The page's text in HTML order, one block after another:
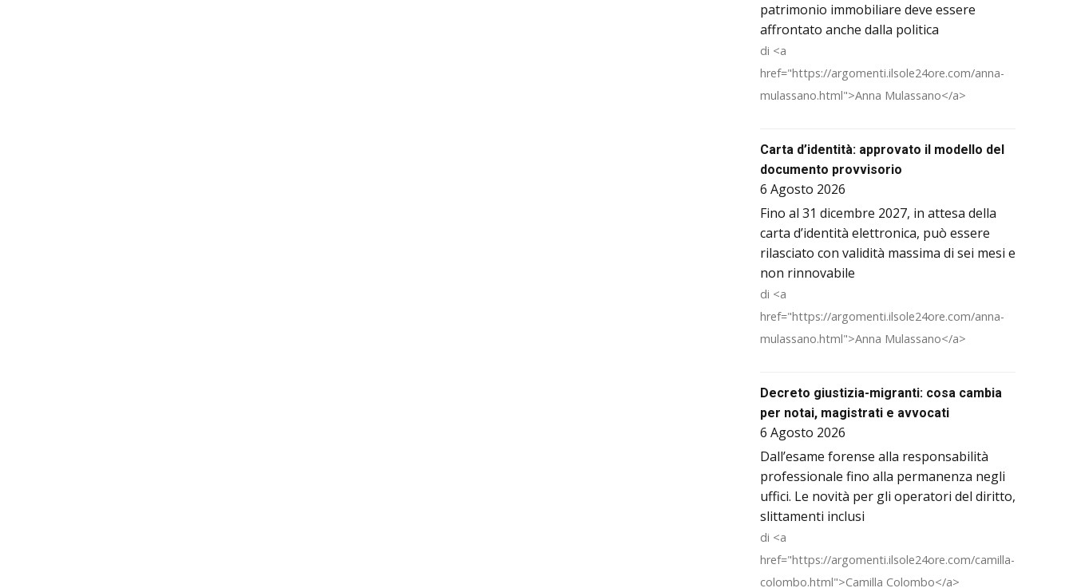
patrimonio immobiliare deve essere
affrontato anche dalla politica
di <a
href="https://argomenti.ilsole24ore.com/anna-
mulassano.html">Anna Mulassano</a>
Carta d’identità: approvato il modello del
documento provvisorio
6 Agosto 2026
Fino al 31 dicembre 2027, in attesa della
carta d’identità elettronica, può essere
rilasciato con validità massima di sei mesi e
non rinnovabile
di <a
href="https://argomenti.ilsole24ore.com/anna-
mulassano.html">Anna Mulassano</a>
Decreto giustizia-migranti: cosa cambia
per notai, magistrati e avvocati
6 Agosto 2026
Dall’esame forense alla responsabilità
professionale fino alla permanenza negli
uffici. Le novità per gli operatori del diritto,
slittamenti inclusi
di <a
href="https://argomenti.ilsole24ore.com/camilla-
colombo.html">Camilla Colombo</a>